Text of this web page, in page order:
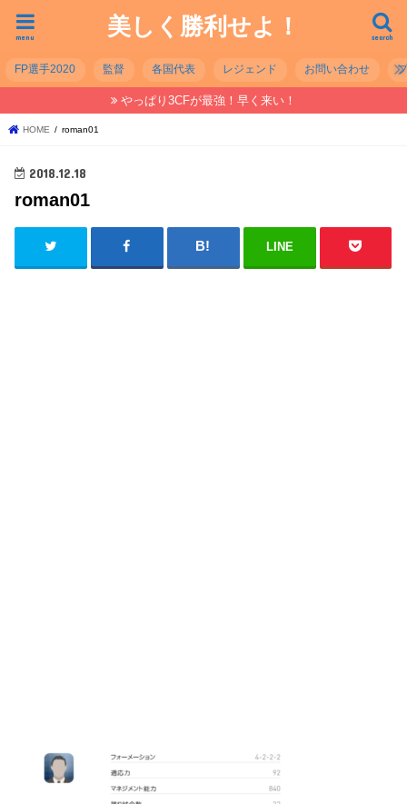
美しく勝利せよ！ search
menu
FP選手2020 監督 各国代表 レジェンド お問い合わせ
やっぱり3CFが最強！早く来い！
HOME roman01
2018.12.18
roman01
LINE